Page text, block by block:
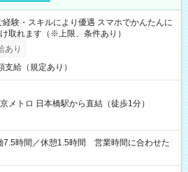
験・スキルにより優遇 スマホでかんたんに
取れます（※上限、条件あり）
あり
支給（規定あり）
トロ 日本橋駅から直結（徒歩1分）